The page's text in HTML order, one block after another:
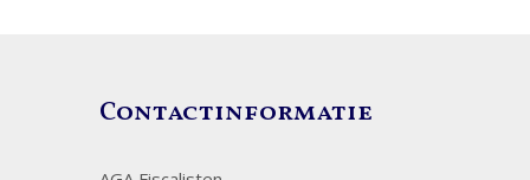
Contactinformatie